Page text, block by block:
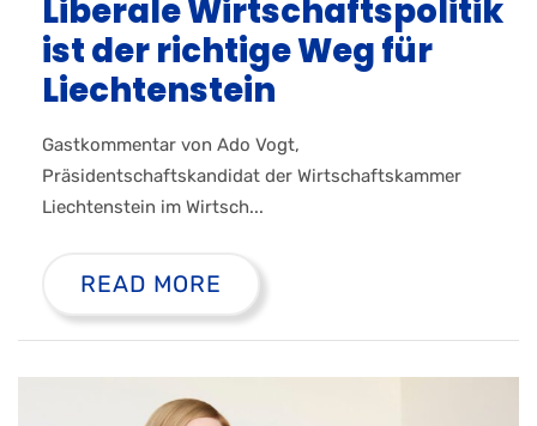
Liberale Wirtschaftspolitik
ist der richtige Weg für
Liechtenstein
Gastkommentar von Ado Vogt,
Präsidentschaftskandidat der Wirtschaftskammer
Liechtenstein im Wirtsch...
READ MORE